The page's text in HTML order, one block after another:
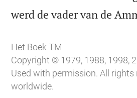
werd de vader van de
Het Boek TM
Copyright © 1979, 1988, 1998,
Used with permission. All rights
worldwide.